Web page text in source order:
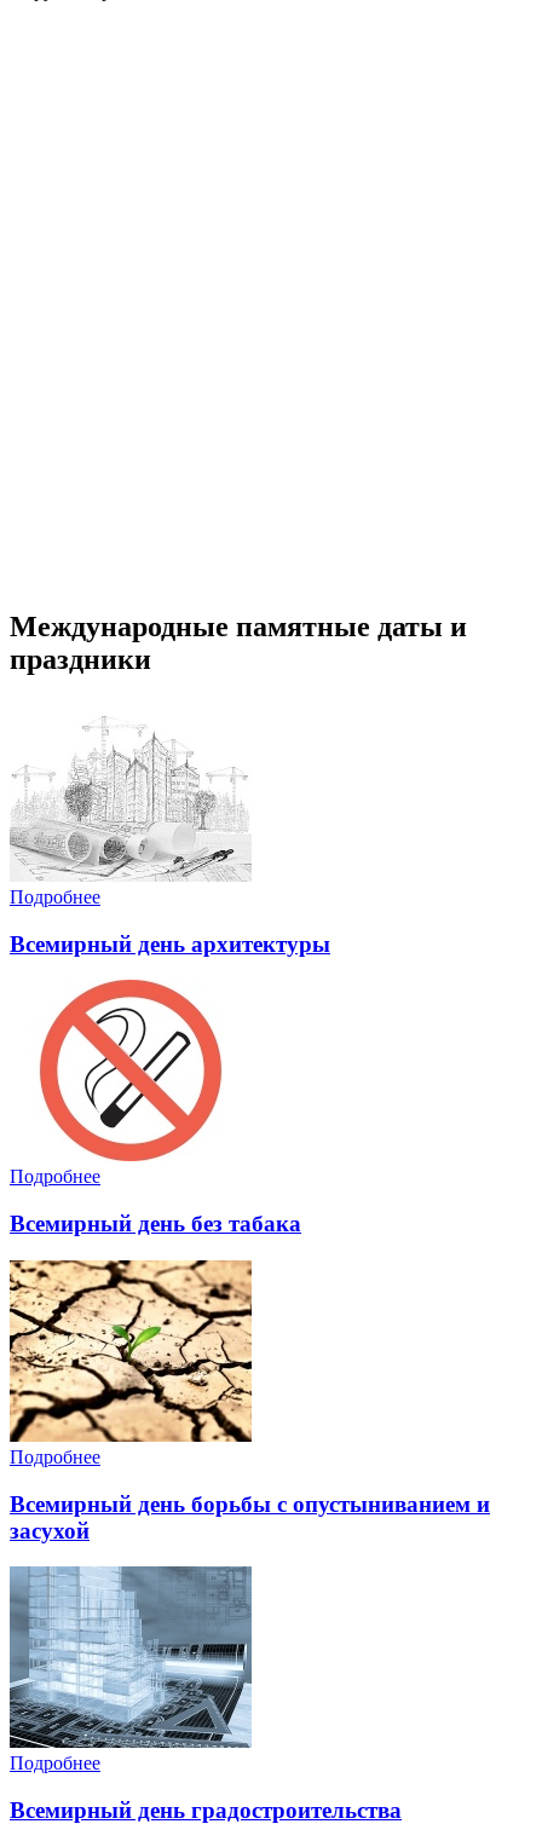
Международные памятные даты и
праздники
Подробнее
Всемирный день архитектуры
Подробнее
Всемирный день без табака
Подробнее
Всемирный день борьбы с опустыниванием и
засухой
Подробнее
Всемирный день градостроительства